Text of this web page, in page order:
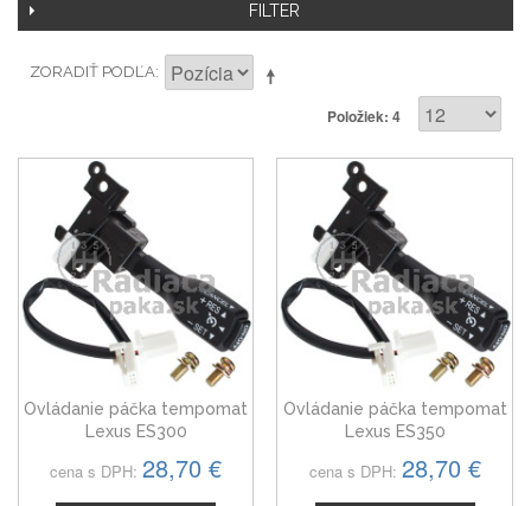
FILTER
ZORADIŤ PODĽA
Položiek: 4
Ovládanie páčka tempomat
Lexus ES300
cena s DPH: 28,70 €
Ovládanie páčka tempomat
Lexus ES350
cena s DPH: 28,70 €